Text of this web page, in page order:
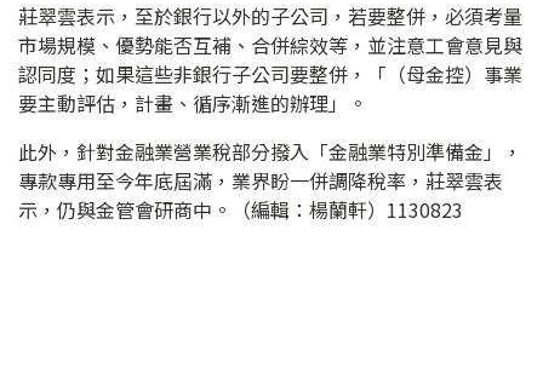
莊翠雲表示，至於銀行以外的子公司，若要整併，必須考量
市場規模、優勢能否互補、合併綜效等，並注意工會意見與
認同度；如果這些非銀行子公司要整併，「（母金控）事業
要主動評估，計畫、循序漸進的辦理」。
此外，針對金融業營業稅部分撥入「金融業特別準備金」，
專款專用至今年底屆滿，業界盼一併調降稅率，莊翠雲表
示，仍與金管會研商中。（編輯：楊蘭軒）1130823